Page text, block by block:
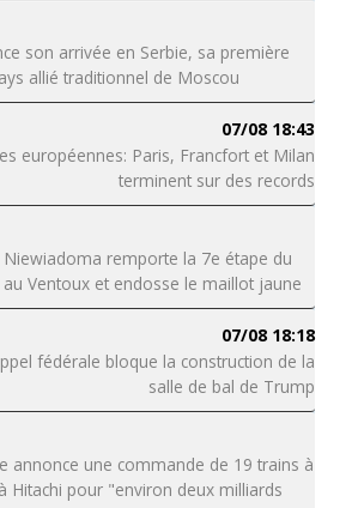
son arrivée en Serbie, sa première
allié traditionnel de Moscou
07/08 18:43
européennes: Paris, Francfort et Milan
terminent sur des records
Niewiadoma remporte la 7e étape du
Ventoux et endosse le maillot jaune
07/08 18:18
fédérale bloque la construction de la
salle de bal de Trump
annonce une commande de 19 trains à
Hitachi pour "environ deux milliards